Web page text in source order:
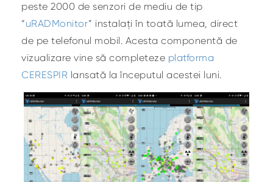
peste 2000 de senzori de mediu de tip
“uRADMonitor” instalați în toată lumea, direct
de pe telefonul mobil. Acesta componentă de
vizualizare vine să completeze platforma
CERESPIR lansată la începutul acestei luni.